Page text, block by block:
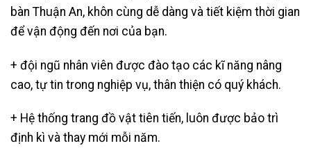
bàn Thuận An, khôn cùng dễ dàng và tiết kiệm thời gian
để vận động đến nơi của bạn.
+ đội ngũ nhân viên được đào tạo các kĩ năng nâng
cao, tự tin trong nghiệp vụ, thân thiện có quý khách.
+ Hệ thống trang đồ vật tiên tiến, luôn được bảo trì
định kì và thay mới mỗi năm.